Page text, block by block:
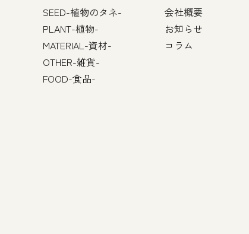
SEED-植物のタネ-
PLANT-植物-
MATERIAL-資材-
OTHER-雑貨-
FOOD-食品-
会社概要
お知らせ
コラム